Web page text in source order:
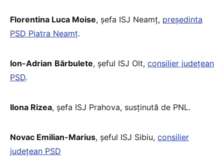
Florentina Luca Moise, șefa ISJ Neamț, președinta
PSD Piatra Neamț.
Ion-Adrian Bărbulete, șeful ISJ Olt, consilier județean
PSD.
Ilona Rizea, șefa ISJ Prahova, susținută de PNL.
Novac Emilian-Marius, șeful ISJ Sibiu, consilier
județean PSD